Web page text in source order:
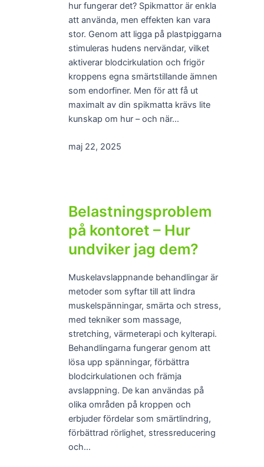
hur fungerar det? Spikmattor är enkla
att använda, men effekten kan vara
stor. Genom att ligga på plastpiggarna
stimuleras hudens nervändar, vilket
aktiverar blodcirkulation och frigör
kroppens egna smärtstillande ämnen
som endorfiner. Men för att få ut
maximalt av din spikmatta krävs lite
kunskap om hur – och när…
maj 22, 2025
Belastningsproblem
på kontoret – Hur
undviker jag dem?
Muskelavslappnande behandlingar är
metoder som syftar till att lindra
muskelspänningar, smärta och stress,
med tekniker som massage,
stretching, värmeterapi och kylterapi.
Behandlingarna fungerar genom att
lösa upp spänningar, förbättra
blodcirkulationen och främja
avslappning. De kan användas på
olika områden på kroppen och
erbjuder fördelar som smärtlindring,
förbättrad rörlighet, stressreducering
och…